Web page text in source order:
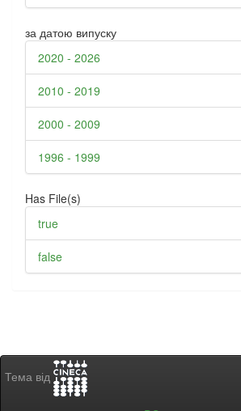
за датою випуску
2020 - 2026
2010 - 2019
2000 - 2009
1996 - 1999
Has File(s)
true
false
Тема від